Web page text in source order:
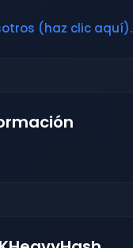
(haz clic aquí).